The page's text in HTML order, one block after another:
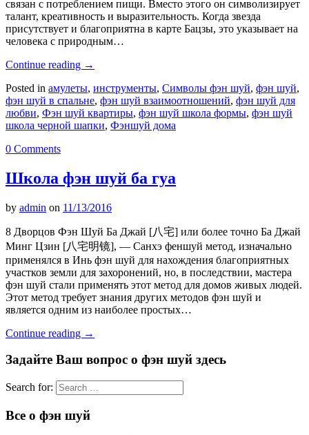
связан с потреблением пищи. Вместо этого он символизирует
талант, креативность и выразительность. Когда звезда
присутствует и благоприятна в карте Бацзы, это указывает на
человека с природным…
Continue reading →
Posted in амулеты, инструменты, Символы фэн шуй, фэн шуй,
фэн шуй в спальне, фэн шуй взаимоотношений, фэн шуй для
любви, Фэн шуй квартиры, фэн шуй школа формы, фэн шуй
школа черной шапки, Фэншуй дома
0 Comments
Школа фэн шуй ба гуа
by admin on 11/13/2016
8 Дворцов Фэн Шуй Ба Джай [八宅] или более точно Ба Джай
Минг Цзин [八宅明镜], — Санхэ феншуй метод, изначально
применялся в Инь фэн шуй для нахождения благоприятных
участков земли для захоронений, но, в последствии, мастера
фэн шуй стали применять этот метод для домов живых людей.
Этот метод требует знания других методов фэн шуй и
является одним из наиболее простых…
Continue reading →
Задайте Ваш вопрос о фэн шуй здесь
Search for:
Все о фэн шуй